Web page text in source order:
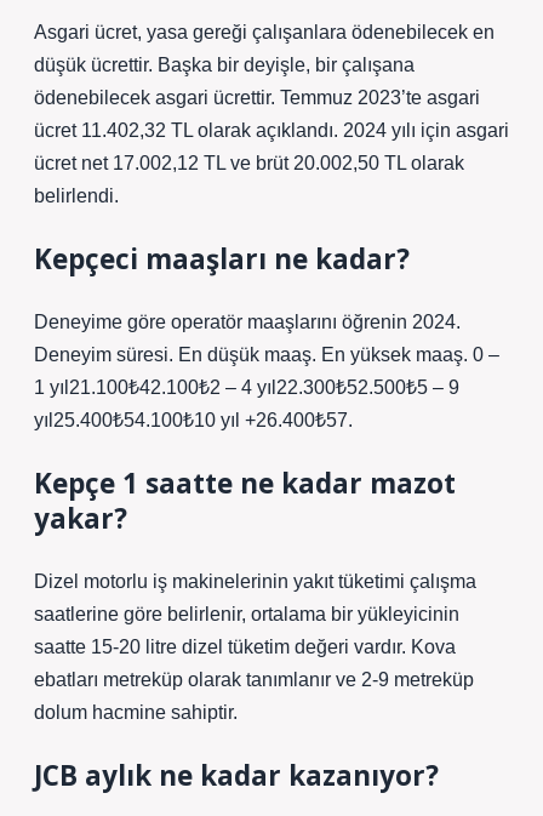
Asgari ücret, yasa gereği çalışanlara ödenebilecek en
düşük ücrettir. Başka bir deyişle, bir çalışana
ödenebilecek asgari ücrettir. Temmuz 2023’te asgari
ücret 11.402,32 TL olarak açıklandı. 2024 yılı için asgari
ücret net 17.002,12 TL ve brüt 20.002,50 TL olarak
belirlendi.
Kepçeci maaşları ne kadar?
Deneyime göre operatör maaşlarını öğrenin 2024.
Deneyim süresi. En düşük maaş. En yüksek maaş. 0 –
1 yıl21.100₺42.100₺2 – 4 yıl22.300₺52.500₺5 – 9
yıl25.400₺54.100₺10 yıl +26.400₺57.
Kepçe 1 saatte ne kadar mazot
yakar?
Dizel motorlu iş makinelerinin yakıt tüketimi çalışma
saatlerine göre belirlenir, ortalama bir yükleyicinin
saatte 15-20 litre dizel tüketim değeri vardır. Kova
ebatları metreküp olarak tanımlanır ve 2-9 metreküp
dolum hacmine sahiptir.
JCB aylık ne kadar kazanıyor?